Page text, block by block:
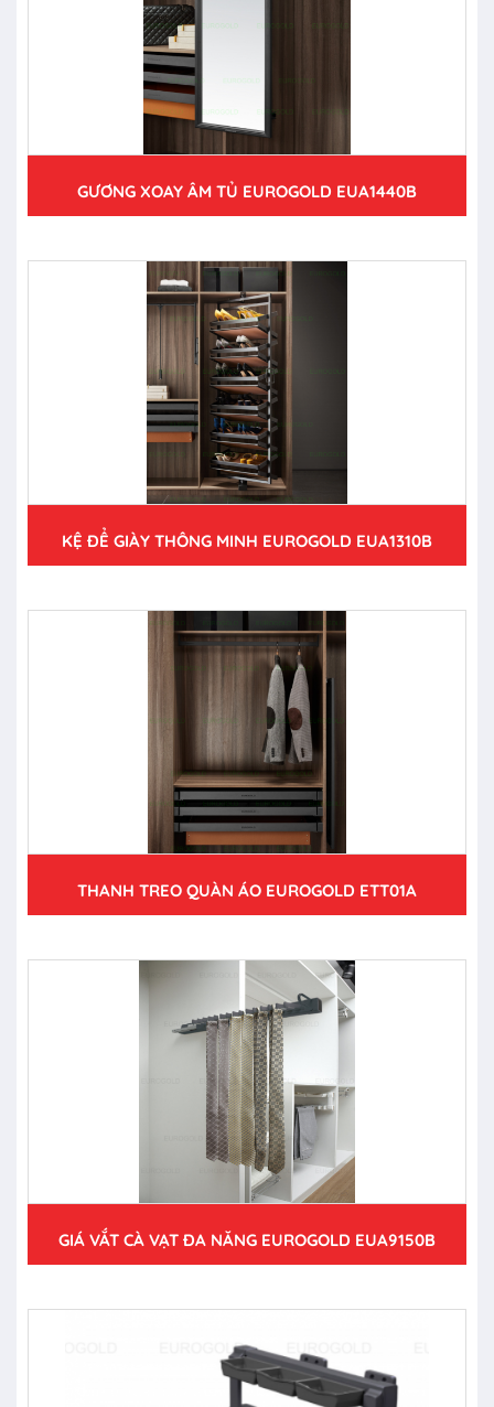
GƯƠNG XOAY ÂM TỦ EUROGOLD EUA1440B
KỆ ĐỂ GIÀY THÔNG MINH EUROGOLD EUA1310B
THANH TREO QUÀN ÁO EUROGOLD ETT01A
GIÁ VẮT CÀ VẠT ĐA NĂNG EUROGOLD EUA9150B